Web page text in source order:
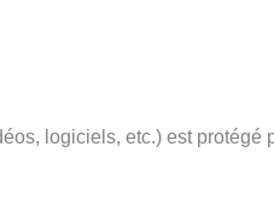
logiciels, etc.) est protégé